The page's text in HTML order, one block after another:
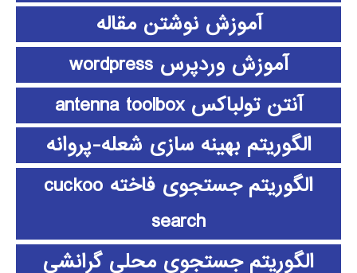
آموزش نوشتن مقاله
آموزش وردپرس wordpress
آنتن تولباکس antenna toolbox
الگوریتم بهینه سازی شعله-پروانه
الگوریتم جستجوی فاخته cuckoo
search
الگوریتم جستجوی محلی گرانشی